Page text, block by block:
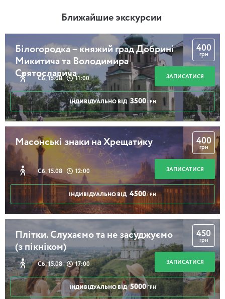
Ближайшие экскурсии
Білогородка – княжий град Добрині
Микитича та Володимира
Святославича
Сб, 15.08 11:00
400
грн
ЗАПИСАТИСЯ
ІНДИВІДУАЛЬНО ВІД 3500 ГРН
Масонські знаки на Хрещатику
Сб, 15.08 12:00
400
грн
ЗАПИСАТИСЯ
ІНДИВІДУАЛЬНО ВІД 4500 ГРН
Плітки. Слухаємо та не засуджуємо
(з пікніком)
Сб, 15.08 17:00
450
грн
ЗАПИСАТИСЯ
ІНДИВІДУАЛЬНО ВІД 5000 ГРН